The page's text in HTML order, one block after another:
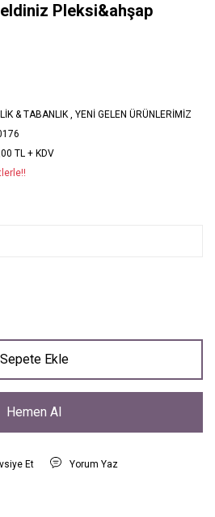
Pleksi&ahşap
& TABANLIK ,YENİ GELEN ÜRÜNLERİMİZ
TL + KDV
Sepete Ekle
Hemen Al
Et Yorum Yaz